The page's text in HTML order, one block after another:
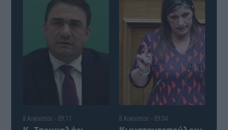
8 Αυγούστου - 09:11 8 Αυγούστου - 09:04